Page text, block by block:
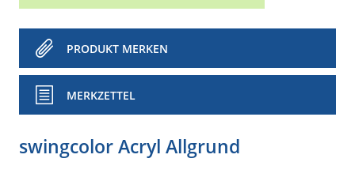
PRODUKT MERKEN
MERKZETTEL
swingcolor Acryl Allgrund